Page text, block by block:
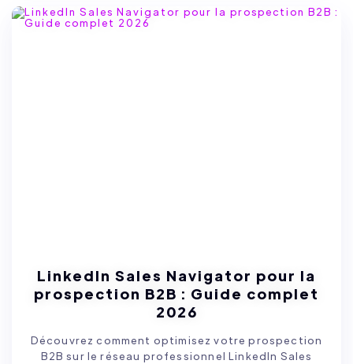
LinkedIn Sales Navigator pour la
prospection B2B : Guide complet
2026
Découvrez comment optimisez votre prospection
B2B sur le réseau professionnel LinkedIn Sales